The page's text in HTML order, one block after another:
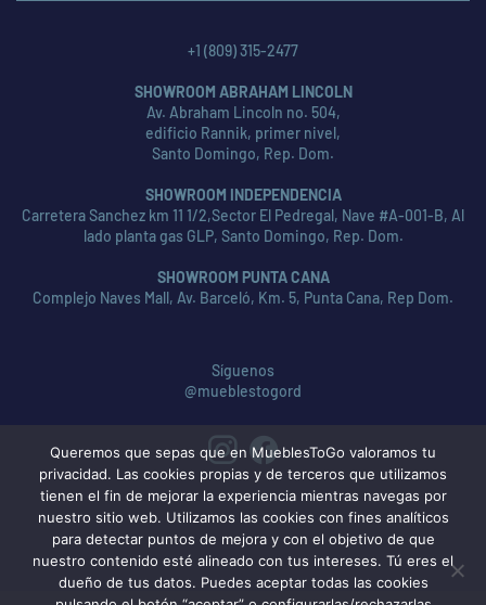
+1 (809) 315-2477
SHOWROOM ABRAHAM LINCOLN
Av. Abraham Lincoln no. 504,
edificio Rannik, primer nivel,
Santo Domingo, Rep. Dom.
SHOWROOM INDEPENDENCIA
Carretera Sanchez km 11 1/2,Sector El Pedregal, Nave #A-001-B, Al
lado planta gas GLP, Santo Domingo, Rep. Dom.
SHOWROOM PUNTA CANA
Complejo Naves Mall, Av. Barceló, Km. 5, Punta Cana, Rep Dom.
Síguenos
@mueblestogord
Queremos que sepas que en MueblesToGo valoramos tu
privacidad. Las cookies propias y de terceros que utilizamos
tienen el fin de mejorar la experiencia mientras navegas por
nuestro sitio web. Utilizamos las cookies con fines analíticos
para detectar puntos de mejora y con el objetivo de que
nuestro contenido esté alineado con tus intereses. Tú eres el
dueño de tus datos. Puedes aceptar todas las cookies